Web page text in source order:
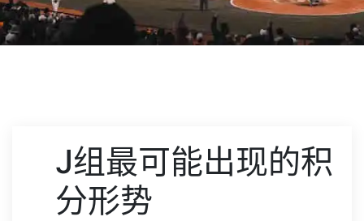
J组最可能出现的积
分形势